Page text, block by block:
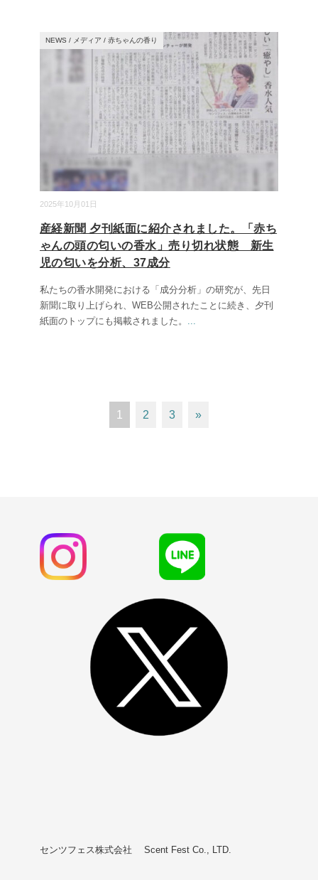
2025年10月01日
NEWS / メディア / 赤ちゃんの香り
産経新聞 夕刊紙面に紹介されました。「赤ち
ゃんの頭の匂いの香水」売り切れ状態 新生
児の匂いを分析、37成分
私たちの香水開発における「成分分析」の研究が、先日
新聞に取り上げられ、WEB公開されたことに続き、夕刊
紙面のトップにも掲載されました。 ...
1 2 3 »
センツフェス株式会社 Scent Fest Co., LTD.